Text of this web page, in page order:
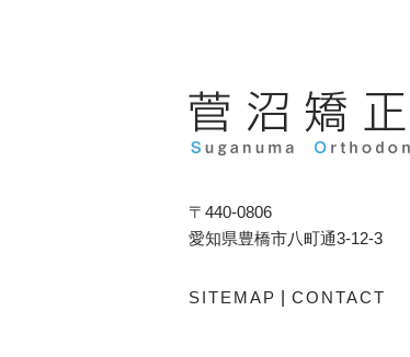
〒440-0806
愛知県豊橋市八町通3-12-3
SITEMAP CONTACT